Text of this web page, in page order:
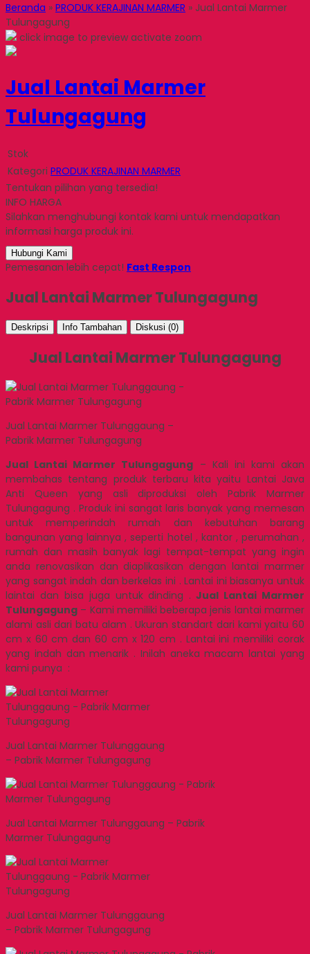
Beranda » PRODUK KERAJINAN MARMER » Jual Lantai Marmer
Tulungagung
click image to preview activate zoom
Jual Lantai Marmer
Tulungagung
Stok
Kategori PRODUK KERAJINAN MARMER
Tentukan pilihan yang tersedia!
INFO HARGA
Silahkan menghubungi kontak kami untuk mendapatkan
informasi harga produk ini.
Hubungi Kami
Pemesanan lebih cepat! Fast Respon
Jual Lantai Marmer Tulungagung
Deskripsi Info Tambahan Diskusi (0)
Jual Lantai Marmer Tulungagung
Jual Lantai Marmer Tulunggaung –
Pabrik Marmer Tulungagung
Jual Lantai Marmer Tulungagung – Kali ini kami akan
membahas tentang produk terbaru kita yaitu Lantai Java
Anti Queen yang asli diproduksi oleh Pabrik Marmer
Tulungagung . Produk ini sangat laris banyak yang memesan
untuk memperindah rumah dan kebutuhan barang
bangunan yang lainnya , seperti hotel , kantor , perumahan ,
rumah dan masih banyak lagi tempat-tempat yang ingin
anda renovasikan dan diaplikasikan dengan lantai marmer
yang sangat indah dan berkelas ini . Lantai ini biasanya untuk
laintai dan bisa juga untuk dinding . Jual Lantai Marmer
Tulungagung – Kami memiliki beberapa jenis lantai marmer
alami asli dari batu alam . Ukuran standart dari kami yaitu 60
cm x 60 cm dan 60 cm x 120 cm . Lantai ini memiliki corak
yang indah dan menarik . Inilah aneka macam lantai yang
kami punya :
Jual Lantai Marmer Tulunggaung
– Pabrik Marmer Tulungagung
Jual Lantai Marmer Tulunggaung – Pabrik
Marmer Tulungagung
Jual Lantai Marmer Tulunggaung
– Pabrik Marmer Tulungagung